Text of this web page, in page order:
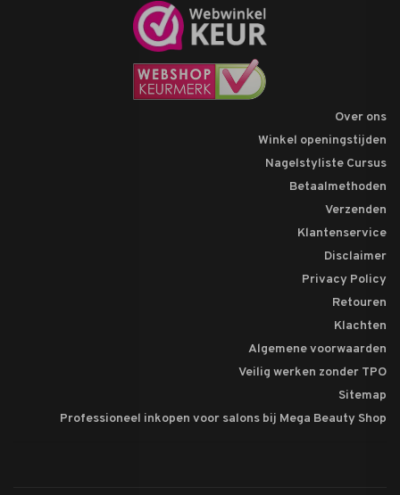
Over ons
Winkel openingstijden
Nagelstyliste Cursus
Betaalmethoden
Verzenden
Klantenservice
Disclaimer
Privacy Policy
Retouren
Klachten
Algemene voorwaarden
Veilig werken zonder TPO
Sitemap
Professioneel inkopen voor salons bij Mega Beauty Shop